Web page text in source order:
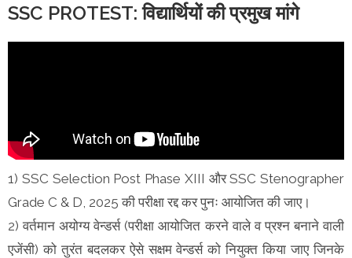
SSC PROTEST: विद्यार्थियों की प्रमुख मांगे
1) SSC Selection Post Phase XIII और SSC Stenographer
Grade C & D, 2025 की परीक्षा रद्द कर पुनः आयोजित की जाए।
2) वर्तमान अयोग्य वेन्डर्स (परीक्षा आयोजित करने वाले व प्रश्न बनाने वाली
एजेंसी) को तुरंत बदलकर ऐसे सक्षम वेन्डर्स को नियुक्त किया जाए जिनके